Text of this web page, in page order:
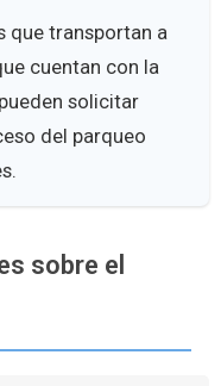
que transportan a
cuentan con la
solicitar
del parqueo
sobre el